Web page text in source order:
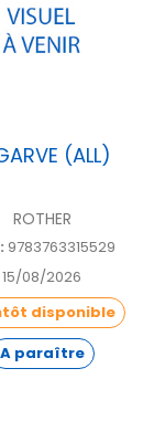
[50]
(ALL)
ROTHER
9783763315529
15/08/2026
disponible
A paraître